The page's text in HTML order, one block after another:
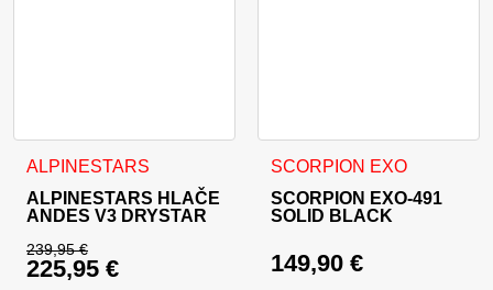
ALPINESTARS
ALPINESTARS HLAČE
ANDES V3 DRYSTAR
239,95€
Izvirna cena je bila: 239,95 €.
225,95 €
Ta izdelek ima več različic. Možnosti lahko izberete na
SCORPION EXO
SCORPION EXO-491
SOLID BLACK
149,90 €
Ta izdelek ima več različic.